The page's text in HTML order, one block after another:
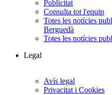
Publicitat
Consulta tot l'equip
Totes les notícies
Berguedà
Totes les notícies
Legal
Avís legal
Privacitat i Cookies